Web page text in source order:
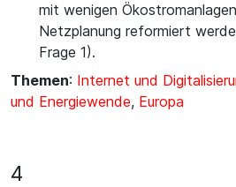
mit wenigen
Netzplanung reformiert
Frage 1).
Themen: Internet und
und Energiewende, Europa
4